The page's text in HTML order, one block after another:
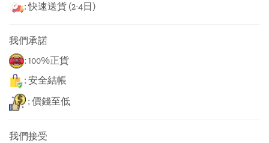
: 快速送貨 (2-4日)
我們承諾
: 100%正貨
: 安全結帳
: 價錢至低
我們接受